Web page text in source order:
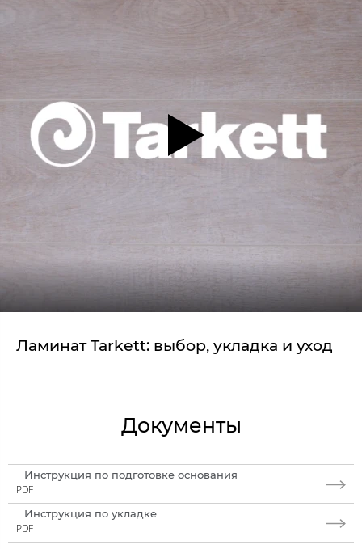
Ламинат Tarkett: выбор, укладка и уход
Документы
Инструкция по подготовке основания
PDF
Инструкция по укладке
PDF